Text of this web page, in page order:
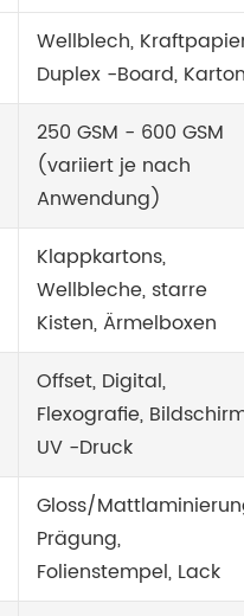
Wellblech,
Duplex -Board,
250 GSM - 600 GSM
(variiert je nach
Anwendung)
Klappkartons,
Wellbleche, starre
Kisten, Ärmelboxen
Offset, Digital,
Flexografie,
UV -Druck
Gloss/
Prägung,
Folienstempel, Lack